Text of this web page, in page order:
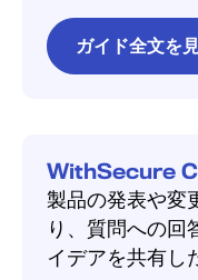
を追加」を選
ってサブスク
ザーにダウン
インストーラ
多数のデバイ
適しています
ヒント：既存
「3つの点」
ィールを複製
プロファイル
を調整してか
択します。デ
「 環境」の
ガイド全文を
WithSecure
製品の発表や変
り、質問への回
イデアを共有し